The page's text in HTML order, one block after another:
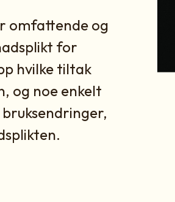
omfattende og
for
hvilke tiltak
og noe enkelt